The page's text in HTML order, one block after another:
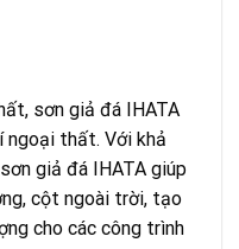
sơn giả đá IHATA
thất. Với khả
giả đá IHATA giúp
cột ngoài trời, tạo
cho các công trình